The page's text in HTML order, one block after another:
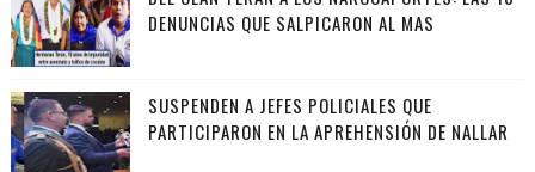
DENUNCIAS QUE SALPICARON AL MAS
SUSPENDEN A JEFES POLICIALES QUE
PARTICIPARON EN LA APREHENSIÓN DE NALLAR